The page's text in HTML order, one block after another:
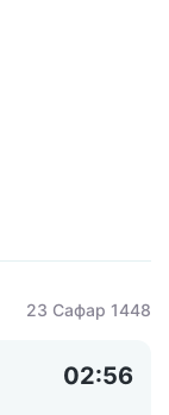
23 Сафар 1448
02:56